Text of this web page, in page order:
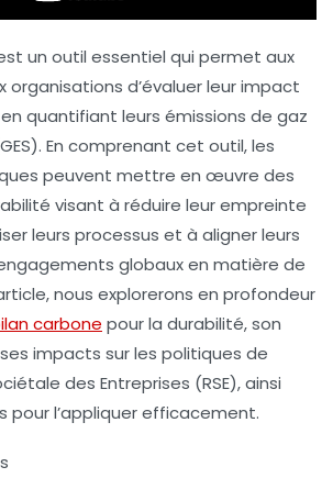
un outil essentiel qui permet aux
organisations d’évaluer leur impact
quantifiant leurs émissions de gaz
En comprenant cet outil, les
peuvent mettre en œuvre des
visant à réduire leur empreinte
leurs processus et à aligner leurs
globaux en matière de
nous explorerons en profondeur
carbone pour la durabilité, son
impacts sur les politiques de
des Entreprises (RSE), ainsi
pour l’appliquer efficacement.